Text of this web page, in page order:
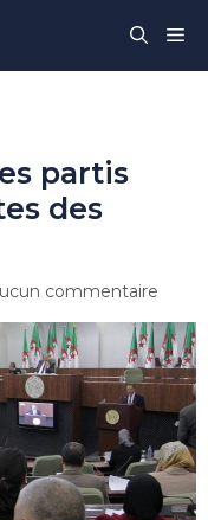
partis
des
commentaire